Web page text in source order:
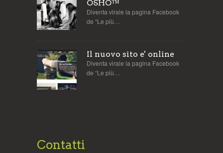
OSHO™
Diventa virale la pagina Facebook
de “Le più…
Il nuovo sito e' online
Diventa virale la pagina Facebook
de “Le più…
Contatti